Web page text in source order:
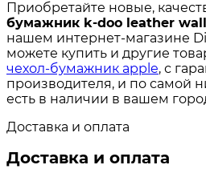
Приобретайте новые,
бумажник k-doo leather
нашем интернет-магазине
можете купить и другие
чехол-бумажник apple, с
производителя, и по самой
есть в наличии в вашем
Доставка и оплата
Доставка и оплата